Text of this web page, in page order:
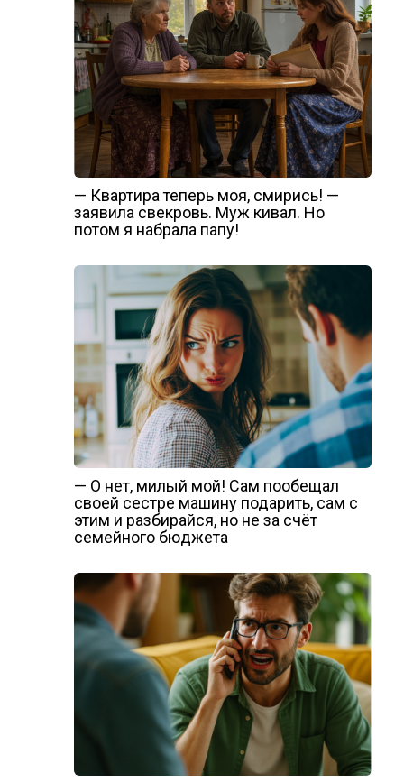
— Квартира теперь моя, смирись! —
заявила свекровь. Муж кивал. Но
потом я набрала папу!
— О нет, милый мой! Сам пообещал
своей сестре машину подарить, сам с
этим и разбирайся, но не за счёт
семейного бюджета